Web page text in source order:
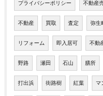
プライバシーポリシー 不動産
不動産 買取 査定 弥生
リフォーム 即入居可 不動
野路 瀬田 石山 膳所
打出浜 街路樹 紅葉 マ